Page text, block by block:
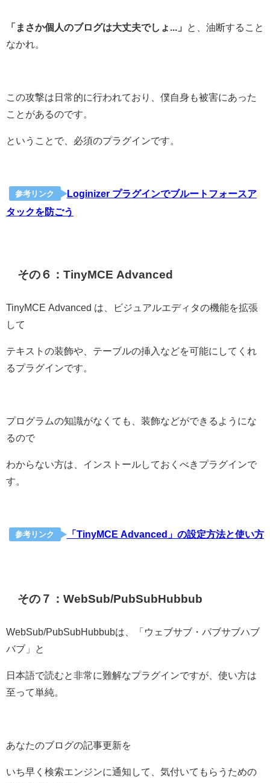
「まさか個人のブログは大丈夫でしょ...」
と、油断すること
なかれ。
この攻撃は日常的に行われており、僕自身も被害にあった
ことがあるのです。
ということで、必須のプラグインです。
参考リンク
Loginizer プラグインでブルートフォースア
タックを防ごう
その６：TinyMCE Advanced
TinyMCE Advanced は、ビジュアルエディタの機能を拡張
して
テキストの装飾や、テーブルの挿入などを可能にしてくれ
るプラグインです。
プログラムの知識がなくても、装飾などができるようにな
るので
わからない方は、インストールしておくべきプラグインで
す。
参考リンク 「TinyMCE Advanced」の設定方法と使い方
その７：WebSub/PubSubHubbub
WebSub/PubSubHubbubは、「ウェブサブ・パブサブハブ
バブ」と
日本語で読むと非常に難解なプラグインですが、使い方は
至って単純。
あなたのブログの記事更新を
いち早く検索エンジンに通知して、気付いてもらうための